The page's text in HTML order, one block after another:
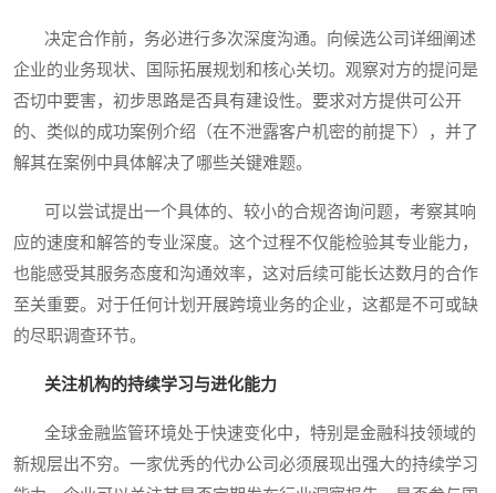
决定合作前，务必进行多次深度沟通。向候选公司详细阐述
企业的业务现状、国际拓展规划和核心关切。观察对方的提问是
否切中要害，初步思路是否具有建设性。要求对方提供可公开
的、类似的成功案例介绍（在不泄露客户机密的前提下），并了
解其在案例中具体解决了哪些关键难题。
可以尝试提出一个具体的、较小的合规咨询问题，考察其响
应的速度和解答的专业深度。这个过程不仅能检验其专业能力，
也能感受其服务态度和沟通效率，这对后续可能长达数月的合作
至关重要。对于任何计划开展跨境业务的企业，这都是不可或缺
的尽职调查环节。
关注机构的持续学习与进化能力
全球金融监管环境处于快速变化中，特别是金融科技领域的
新规层出不穷。一家优秀的代办公司必须展现出强大的持续学习